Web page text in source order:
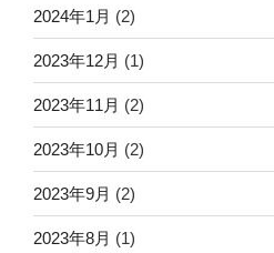
2024年1月 (2)
2023年12月 (1)
2023年11月 (2)
2023年10月 (2)
2023年9月 (2)
2023年8月 (1)